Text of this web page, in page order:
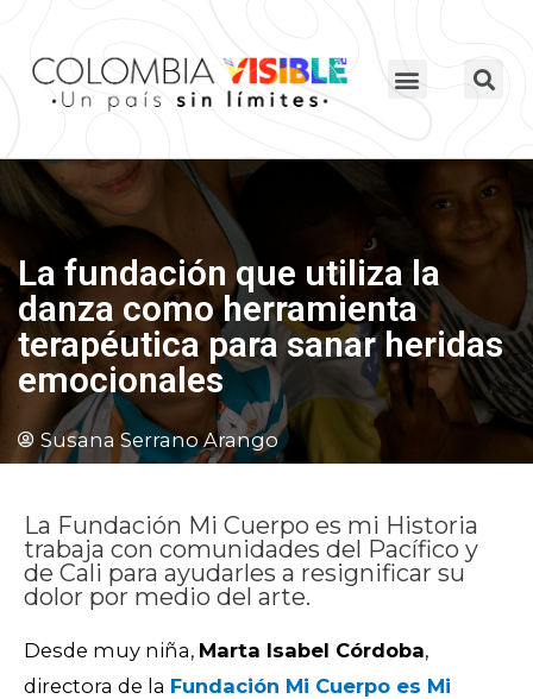
La fundación que utiliza la
danza como herramienta
terapéutica para sanar heridas
emocionales
Susana Serrano Arango
La Fundación Mi Cuerpo es mi Historia
trabaja con comunidades del Pacífico y
de Cali para ayudarles a resignificar su
dolor por medio del arte.
Desde muy niña, Marta Isabel Córdoba,
directora de la Fundación Mi Cuerpo es Mi